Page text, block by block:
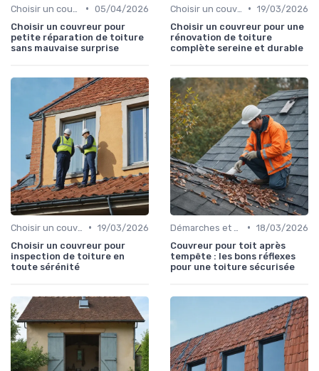
• 05/04/2026
Choisir un couvreur pour
petite réparation de toiture
sans mauvaise surprise
• 19/03/2026
Choisir un couvreur pour une
rénovation de toiture
complète sereine et durable
• 19/03/2026
Choisir un couvreur pour
inspection de toiture en
toute sérénité
• 18/03/2026
Couvreur pour toit après
tempête : les bons réflexes
pour une toiture sécurisée